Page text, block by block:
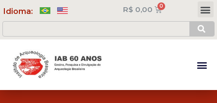
Idioma: R$ 0,00